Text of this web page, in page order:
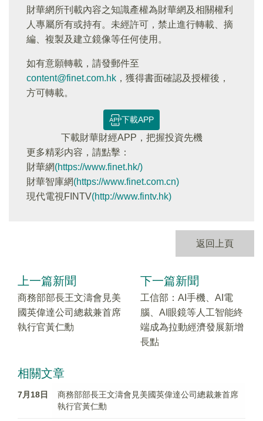
財華網所刊載內容之知識產權為財華網及相關權利
人專屬所有或持有。未經許可，禁止進行轉載、摘
編、複製及建立鏡像等任何使用。
如有意願轉載，請發郵件至
content@finet.com.hk ，獲得書面確認及授權後，
方可轉載。
下載APP
下載財華財經APP，把握投資先機
更多精彩内容，請點擊：
財華網(https://www.finet.hk/)
財華智庫網(https://www.finet.com.cn)
現代電視FINTV(http://www.fintv.hk)
返回上頁
上一篇新聞
商務部部長王文濤會見美
國英偉達公司總裁兼首席
執行官黃仁勳
下一篇新聞
工信部：AI手機、AI電
腦、AI眼鏡等人工智能終
端成為拉動經濟發展新增
長點
相關文章
7月18日
商務部部長王文濤會見美國英偉達公司總裁兼首席
執行官黃仁勳